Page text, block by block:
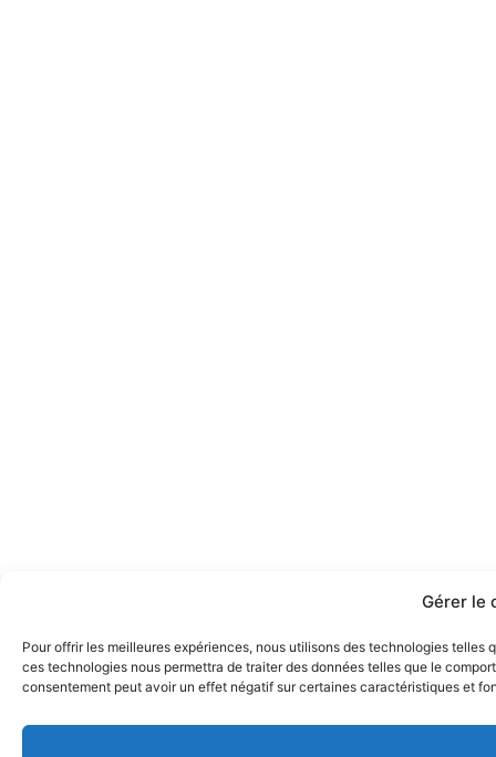
Gérer le
Pour offrir les meilleures expériences, nous utilisons des technologies
ces technologies nous permettra de traiter des données telles que le
consentement peut avoir un effet négatif sur certaines caractéristiques et